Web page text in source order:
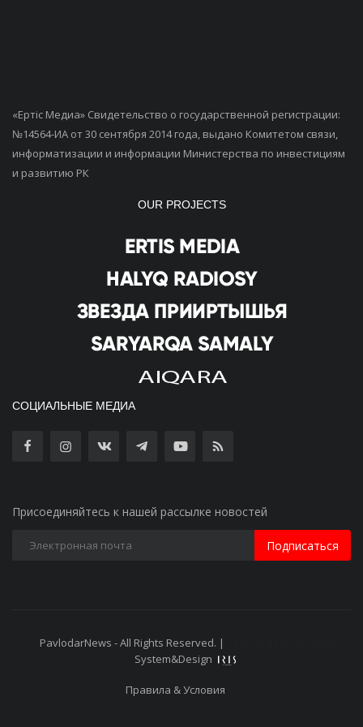
«Ертiс Медиа» Свидетельство о государственной регистрации:
№14564-ИА от 30 сентября 2014 года, выдано Комитетом связи,
информатизации и информации Министерства по инвестициям
и развитию РК
OUR PROJECTS
СОЦИАЛЬНЫЕ МЕДИА
Присоединяйтесь к нашей рассылке новостей
Подписаться
PavlodarNews - All Rights Reserved. |
System&Design
Правила & Условия